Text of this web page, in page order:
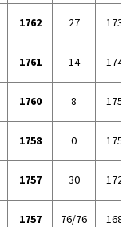
1762 27
1761 14
1760 8
1758 0
1757 30
1757 76/76